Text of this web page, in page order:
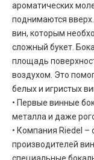
ароматических
поднимаются
вин, которым
сложный букет.
площадь
воздухом. Это
белых и игристых
• Первые винные
металла и даже
• Компания Riedel –
производителей